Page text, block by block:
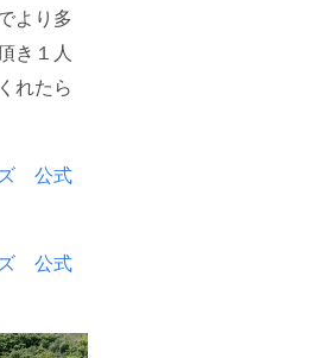
より多
き１人
れたら
ズ 公式
ズ 公式